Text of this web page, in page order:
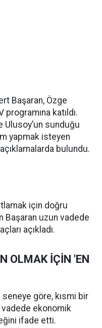
Başaran, Özge
programına katıldı.
Ulusoy’un sunduğu
yapmak isteyen
bulundu.
için doğru
Başaran uzun vadede
açıkladı.
OLMAK İÇİN 'EN
göre, kısmi bir
vadede ekonomik
ifade etti.